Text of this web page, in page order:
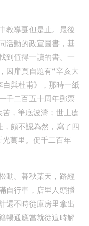
教導戛但是止。最後
活動的政宣圖書，基
到值得一讀的書。一
因扉頁自題有“辛亥大
與杜甫》，那時一紙
千二百五十周年郵票
，筆底波濤；世上瘡
頗不認為然，寫了四
萬里。促千二百年
動。暮秋某天，路經
自行車，店里人頭攢
還不時從庫房里拿出
暢通應當就從這時解